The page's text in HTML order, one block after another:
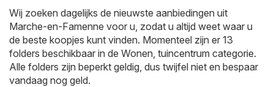
Wij zoeken dagelijks de nieuwste aanbiedingen uit
Marche-en-Famenne voor u, zodat u altijd weet waar u
de beste koopjes kunt vinden. Momenteel zijn er 13
folders beschikbaar in de Wonen, tuincentrum categorie.
Alle folders zijn beperkt geldig, dus twijfel niet en bespaar
vandaag nog geld.